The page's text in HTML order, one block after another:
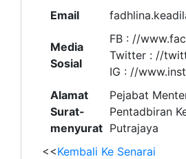
Email
Media
Sosial
FB : //
Twitter : //
IG : //
Alamat
Surat-
menyurat
Pejabat
Pentadbiran
Putrajaya
<<Kembali Ke Senarai